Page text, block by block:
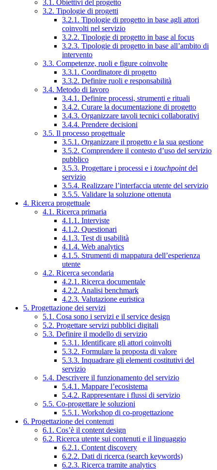
3.1. Obiettivi del progetto
3.2. Tipologie di progetti
3.2.1. Tipologie di progetto in base agli attori
coinvolti nel servizio
3.2.2. Tipologie di progetto in base al focus
3.2.3. Tipologie di progetto in base all’ambito di
intervento
3.3. Competenze, ruoli e figure coinvolte
3.3.1. Coordinatore di progetto
3.3.2. Definire ruoli e responsabilità
3.4. Metodo di lavoro
3.4.1. Definire processi, strumenti e rituali
3.4.2. Curare la documentazione di progetto
3.4.3. Organizzare tavoli tecnici collaborativi
3.4.4. Prendere decisioni
3.5. Il processo progettuale
3.5.1. Organizzare il progetto e la sua gestione
3.5.2. Comprendere il contesto d’uso del servizio
pubblico
3.5.3. Progettare i processi e i touchpointdel
servizio
3.5.4. Realizzare l’interfaccia utente del servizio
3.5.5. Validare la soluzione ottenuta
4. Ricerca progettuale
4.1. Ricerca primaria
4.1.1. Interviste
4.1.2. Questionari
4.1.3. Test di usabilità
4.1.4. Web analytics
4.1.5. Strumenti di mappatura dell’esperienza
utente
4.2. Ricerca secondaria
4.2.1. Ricerca documentale
4.2.2. Analisi benchmark
4.2.3. Valutazione euristica
5. Progettazione dei servizi
5.1. Cosa sono i servizi e il service design
5.2. Progettare servizi pubblici digitali
5.3. Definire il modello di servizio
5.3.1. Identificare gli attori coinvolti
5.3.2. Formulare la proposta di valore
5.3.3. Inquadrare gli elementi costitutivi del
servizio
5.4. Descrivere il funzionamento del servizio
5.4.1. Mappare l’ecosistema
5.4.2. Rappresentare i flussi di servizio
5.5. Co-progettare le soluzioni
5.5.1. Workshop di co-progettazione
6. Progettazione dei contenuti
6.1. Cos’è il content design
6.2. Ricerca utente sui contenuti e il linguaggio
6.2.1. Content discovery
6.2.2. Dati di ricerca (search keywords)
6.2.3. Ricerca tramite analytics